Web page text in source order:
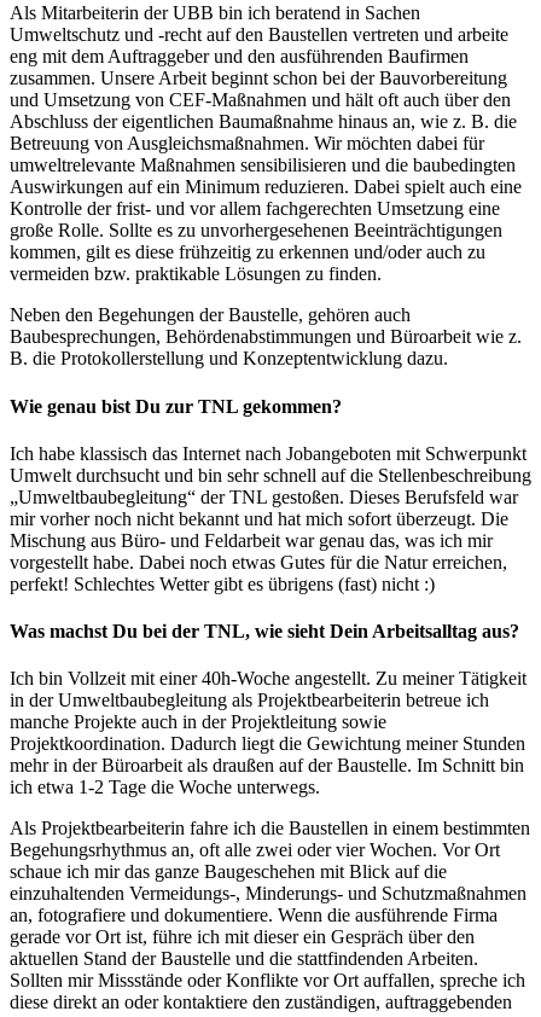
Als Mitarbeiterin der UBB bin ich beratend in Sachen
Umweltschutz und -recht auf den Baustellen vertreten und arbeite
eng mit dem Auftraggeber und den ausführenden Baufirmen
zusammen. Unsere Arbeit beginnt schon bei der Bauvorbereitung
und Umsetzung von CEF-Maßnahmen und hält oft auch über den
Abschluss der eigentlichen Baumaßnahme hinaus an, wie z. B. die
Betreuung von Ausgleichsmaßnahmen. Wir möchten dabei für
umweltrelevante Maßnahmen sensibilisieren und die baubedingten
Auswirkungen auf ein Minimum reduzieren. Dabei spielt auch eine
Kontrolle der frist- und vor allem fachgerechten Umsetzung eine
große Rolle. Sollte es zu unvorhergesehenen Beeinträchtigungen
kommen, gilt es diese frühzeitig zu erkennen und/oder auch zu
vermeiden bzw. praktikable Lösungen zu finden.
Neben den Begehungen der Baustelle, gehören auch
Baubesprechungen, Behördenabstimmungen und Büroarbeit wie z.
B. die Protokollerstellung und Konzeptentwicklung dazu.
Wie genau bist Du zur TNL gekommen?
Ich habe klassisch das Internet nach Jobangeboten mit Schwerpunkt
Umwelt durchsucht und bin sehr schnell auf die Stellenbeschreibung
„Umweltbaubegleitung“ der TNL gestoßen. Dieses Berufsfeld war
mir vorher noch nicht bekannt und hat mich sofort überzeugt. Die
Mischung aus Büro- und Feldarbeit war genau das, was ich mir
vorgestellt habe. Dabei noch etwas Gutes für die Natur erreichen,
perfekt! Schlechtes Wetter gibt es übrigens (fast) nicht :)
Was machst Du bei der TNL, wie sieht Dein Arbeitsalltag aus?
Ich bin Vollzeit mit einer 40h-Woche angestellt. Zu meiner Tätigkeit
in der Umweltbaubegleitung als Projektbearbeiterin betreue ich
manche Projekte auch in der Projektleitung sowie
Projektkoordination. Dadurch liegt die Gewichtung meiner Stunden
mehr in der Büroarbeit als draußen auf der Baustelle. Im Schnitt bin
ich etwa 1-2 Tage die Woche unterwegs.
Als Projektbearbeiterin fahre ich die Baustellen in einem bestimmten
Begehungsrhythmus an, oft alle zwei oder vier Wochen. Vor Ort
schaue ich mir das ganze Baugeschehen mit Blick auf die
einzuhaltenden Vermeidungs-, Minderungs- und Schutzmaßnahmen
an, fotografiere und dokumentiere. Wenn die ausführende Firma
gerade vor Ort ist, führe ich mit dieser ein Gespräch über den
aktuellen Stand der Baustelle und die stattfindenden Arbeiten.
Sollten mir Missstände oder Konflikte vor Ort auffallen, spreche ich
diese direkt an oder kontaktiere den zuständigen, auftraggebenden